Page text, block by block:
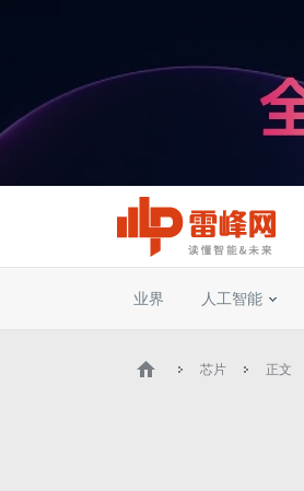
业界 人工智能
芯片 正文